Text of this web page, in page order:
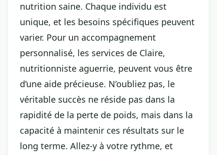
nutrition saine. Chaque individu est
unique, et les besoins spécifiques peuvent
varier. Pour un accompagnement
personnalisé, les services de Claire,
nutritionniste aguerrie, peuvent vous être
d’une aide précieuse. N’oubliez pas, le
véritable succès ne réside pas dans la
rapidité de la perte de poids, mais dans la
capacité à maintenir ces résultats sur le
long terme. Allez-y à votre rythme, et